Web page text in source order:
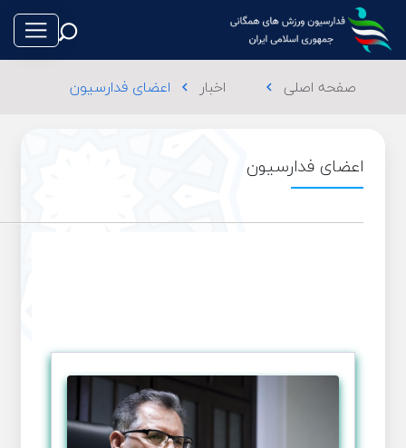
صفحه اصلی chevron_left اخبار chevron_left اعضای فدارسیون
اعضای فدارسیون
طناب بازی